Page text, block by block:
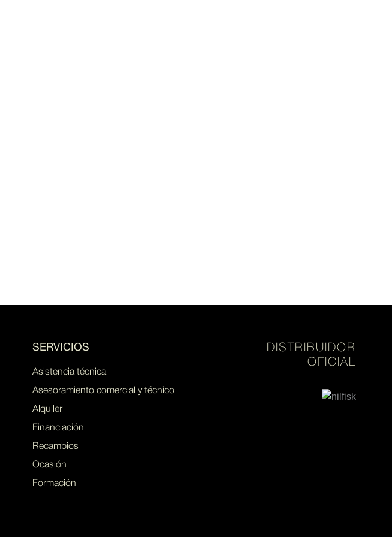
SERVICIOS
Asistencia técnica
Asesoramiento comercial y técnico
Alquiler
Financiación
Recambios
Ocasión
Formación
DISTRIBUIDOR
OFICIAL